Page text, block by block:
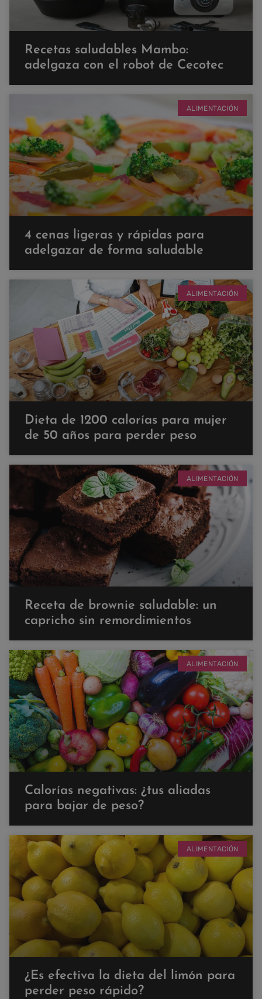
Recetas saludables Mambo:
adelgaza con el robot de Cecotec
ALIMENTACIÓN
4 cenas ligeras y rápidas para
adelgazar de forma saludable
ALIMENTACIÓN
Dieta de 1200 calorías para mujer
de 50 años para perder peso
ALIMENTACIÓN
Receta de brownie saludable: un
capricho sin remordimientos
ALIMENTACIÓN
Calorías negativas: ¿tus aliadas
para bajar de peso?
ALIMENTACIÓN
¿Es efectiva la dieta del limón para
perder peso rápido?